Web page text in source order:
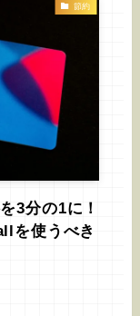
節約
3分の1に！
を使うべき